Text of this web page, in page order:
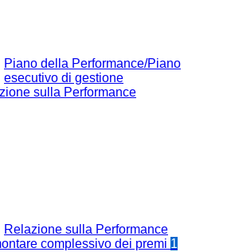
Piano della Performance/Piano
esecutivo di gestione
sulla Performance
Relazione sulla Performance
complessivo dei premi 1